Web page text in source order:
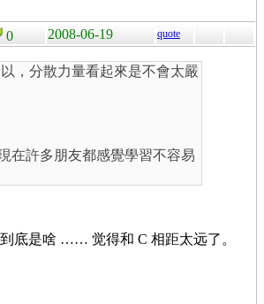
0 2008-06-19 quote
，分散力量看起來是不會太嚴
在許多朋友都感覺學習不容易
到底是啥 …… 觉得和 C 相距太远了。